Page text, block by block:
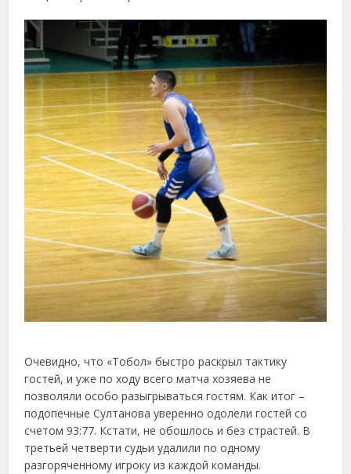
Очевидно, что «Тобол» быстро раскрыл тактику
гостей, и уже по ходу всего матча хозяева не
позволяли особо разыгрываться гостям. Как итог –
подопечные Султанова уверенно одолели гостей со
счетом 93:77. Кстати, не обошлось и без страстей. В
третьей четверти судьи удалили по одному
разгоряченному игроку из каждой команды.